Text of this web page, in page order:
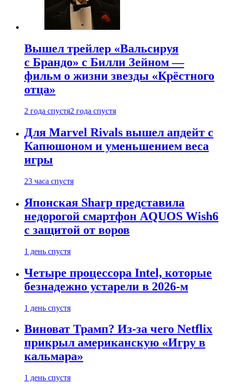
Вышел трейлер «Вальсируя
с Брандо» с Билли Зейном —
фильм о жизни звезды «Крёстного
отца»
2 года спустя2 года спустя
Для Marvel Rivals вышел апдейт с
Капюшоном и уменьшением веса
игры
23 часа спустя
Японская Sharp представила
недорогой смартфон AQUOS Wish6
с защитой от воров
1 день спустя
Четыре процессора Intel, которые
безнадежно устарели в 2026-м
1 день спустя
Виноват Трамп? Из-за чего Netflix
прикрыл американскую «Игру в
кальмара»
1 день спустя